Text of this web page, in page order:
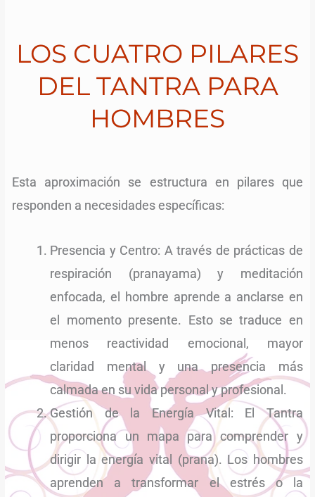
LOS CUATRO PILARES
DEL TANTRA PARA
HOMBRES
Esta aproximación se estructura en pilares que
responden a necesidades específicas:
Presencia y Centro: A través de prácticas de
respiración (pranayama) y meditación
enfocada, el hombre aprende a anclarse en
el momento presente. Esto se traduce en
menos reactividad emocional, mayor
claridad mental y una presencia más
calmada en su vida personal y profesional.
Gestión de la Energía Vital: El Tantra
proporciona un mapa para comprender y
dirigir la energía vital (prana). Los hombres
aprenden a transformar el estrés o la